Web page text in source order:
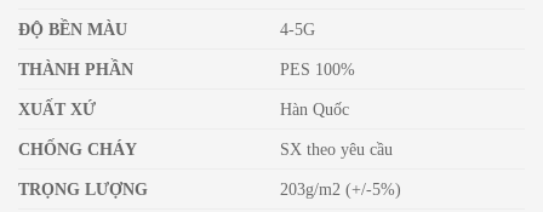
ĐỘ BỀN MÀU 4-5G
THÀNH PHẦN PES 100%
XUẤT XỨ Hàn Quốc
CHỐNG CHÁY SX theo yêu cầu
TRỌNG LƯỢNG 203g/m2 (+/-5%)